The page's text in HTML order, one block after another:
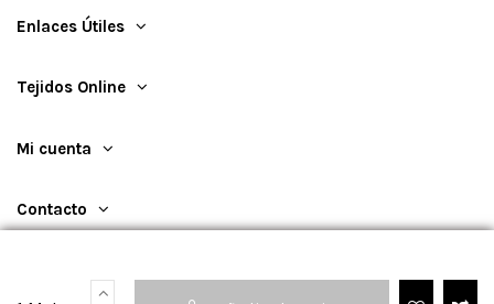
Enlaces Útiles
Tejidos Online
Mi cuenta
Contacto